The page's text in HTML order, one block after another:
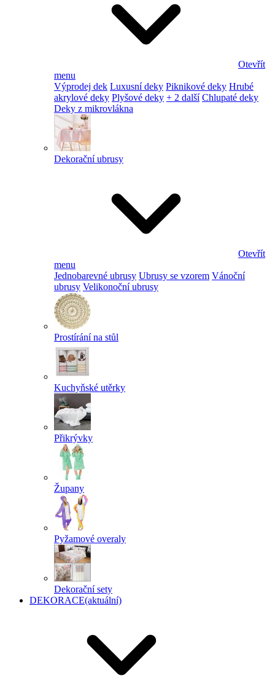
Otevřít
menu
Výprodej dek Luxusní deky Piknikové deky Hrubé
akrylové deky Plyšové deky + 2 další Chlupaté deky
Deky z mikrovlákna
Dekorační ubrusy
Otevřít
menu
Jednobarevné ubrusy Ubrusy se vzorem Vánoční
ubrusy Velikonoční ubrusy
Prostírání na stůl
Kuchyňské utěrky
Přikrývky
Župany
Pyžamové overaly
Dekorační sety
DEKORACE(aktuální)